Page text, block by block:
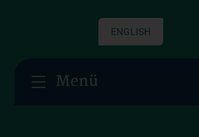
ENGLISH
Menü